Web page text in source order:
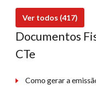
Ver todos (417)
Documentos
CTe
Como gerar a